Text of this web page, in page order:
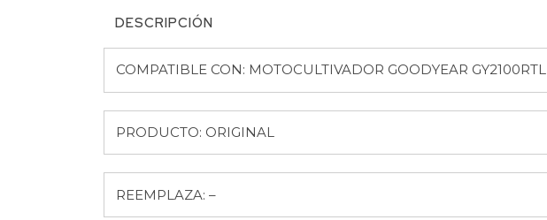
DESCRIPCIÓN
COMPATIBLE CON: MOTOCULTIVADOR GOODYEAR GY2100RTL
PRODUCTO: ORIGINAL
REEMPLAZA: –